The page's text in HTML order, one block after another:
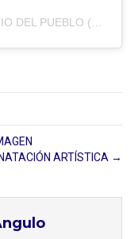
ARTÍSTICA →